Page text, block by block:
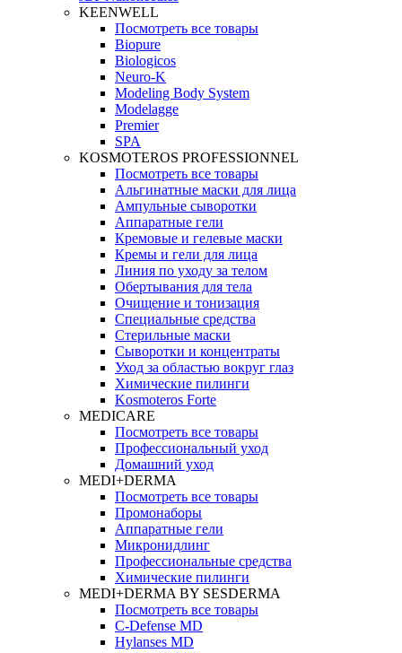
KEENWELL
Посмотреть все товары
Biopure
Biologicos
Neuro‑K
Modeling Body System
Modelagge
Premier
SPA
KOSMOTEROS PROFESSIONNEL
Посмотреть все товары
Альгинатные маски для лица
Ампульные сыворотки
Аппаратные гели
Кремовые и гелевые маски
Кремы и гели для лица
Линия по уходу за телом
Обертывания для тела
Очищение и тонизация
Специальные средства
Стерильные маски
Сыворотки и концентраты
Уход за областью вокруг глаз
Химические пилинги
Kosmoteros Forte
MEDICARE
Посмотреть все товары
Профессиональный уход
Домашний уход
MEDI+DERMA
Посмотреть все товары
Промонаборы
Аппаратные гели
Микронидлинг
Профессиональные средства
Химические пилинги
MEDI+DERMA BY SESDERMA
Посмотреть все товары
C-Defense MD
Hylanses MD